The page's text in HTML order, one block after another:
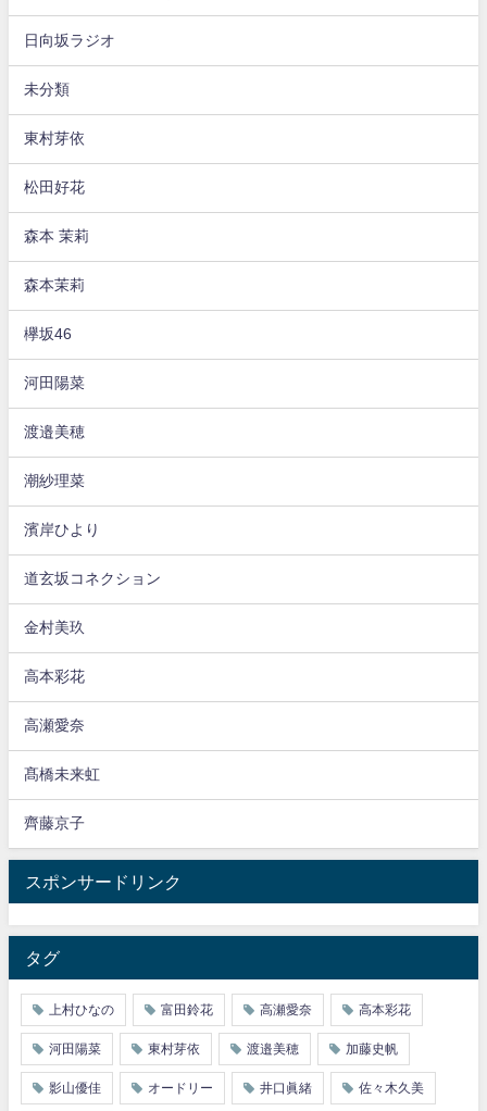
日向坂ラジオ
未分類
東村芽依
松田好花
森本 茉莉
森本茉莉
欅坂46
河田陽菜
渡邉美穂
潮紗理菜
濱岸ひより
道玄坂コネクション
金村美玖
高本彩花
高瀬愛奈
髙橋未来虹
齊藤京子
スポンサードリンク
タグ
上村ひなの 富田鈴花 高瀬愛奈 高本彩花
河田陽菜 東村芽依 渡邉美穂 加藤史帆
影山優佳 オードリー 井口眞緒 佐々木久美